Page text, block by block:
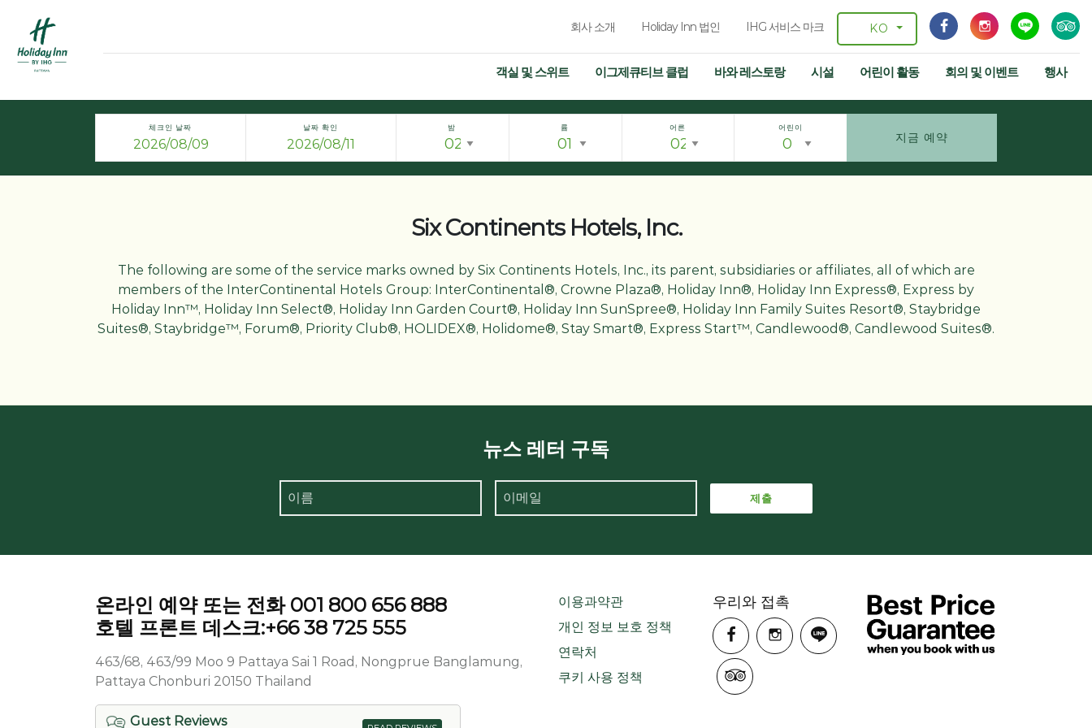
회사 소개 Holiday Inn 법인 IHG 서비스 마크 KO
객실 및 스위트 이그제큐티브 클럽 바와 레스토랑 시설 어린이 활동 회의 및 이벤트 행사
체크인 날짜 날짜 확인 밤 륨 어른 어린이
지금 예약
Six Continents Hotels, Inc.
The following are some of the service marks owned by Six Continents Hotels, Inc., its parent, subsidiaries or affiliates, all of which are
members of the InterContinental Hotels Group: InterContinental®, Crowne Plaza®, Holiday Inn®, Holiday Inn Express®, Express by
Holiday Inn™, Holiday Inn Select®, Holiday Inn Garden Court®, Holiday Inn SunSpree®, Holiday Inn Family Suites Resort®, Staybridge
Suites®, Staybridge™, Forum®, Priority Club®, HOLIDEX®, Holidome®, Stay Smart®, Express Start™, Candlewood®, Candlewood Suites®.
뉴스 레터 구독
온라인 예약 또는 전화 001 800 656 888
호텔 프론트 데스크:+66 38 725 555
463/68, 463/99 Moo 9 Pattaya Sai 1 Road, Nongprue Banglamung,
Pattaya Chonburi 20150 Thailand
Guest Reviews
이용과약관
개인 정보 보호 정책
연락처
쿠키 사용 정책
우리와 접촉